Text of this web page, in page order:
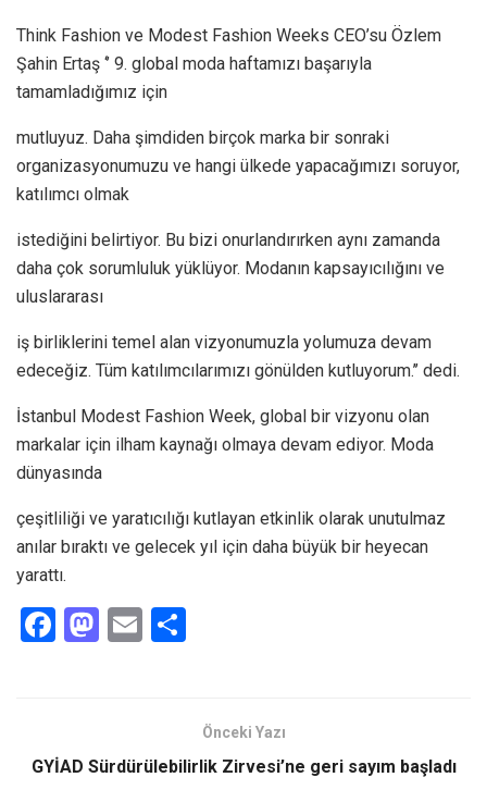
Think Fashion ve Modest Fashion Weeks CEO’su Özlem
Şahin Ertaş ‘’ 9. global moda haftamızı başarıyla
tamamladığımız için
mutluyuz. Daha şimdiden birçok marka bir sonraki
organizasyonumuzu ve hangi ülkede yapacağımızı soruyor,
katılımcı olmak
istediğini belirtiyor. Bu bizi onurlandırırken aynı zamanda
daha çok sorumluluk yüklüyor. Modanın kapsayıcılığını ve
uluslararası
iş birliklerini temel alan vizyonumuzla yolumuza devam
edeceğiz. Tüm katılımcılarımızı gönülden kutluyorum.’’ dedi.
İstanbul Modest Fashion Week, global bir vizyonu olan
markalar için ilham kaynağı olmaya devam ediyor. Moda
dünyasında
çeşitliliği ve yaratıcılığı kutlayan etkinlik olarak unutulmaz
anılar bıraktı ve gelecek yıl için daha büyük bir heyecan
yarattı.
F
o
M
d
E
Önceki Yazı
GYİAD Sürdürülebilirlik Zirvesi’ne geri sayım başladı